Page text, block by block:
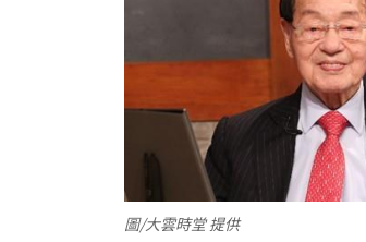
圖/大雲時堂 提供